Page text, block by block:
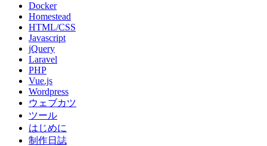
Docker
Homestead
HTML/CSS
Javascript
jQuery
Laravel
PHP
Vue.js
Wordpress
ウェブカツ
ツール
はじめに
制作日誌